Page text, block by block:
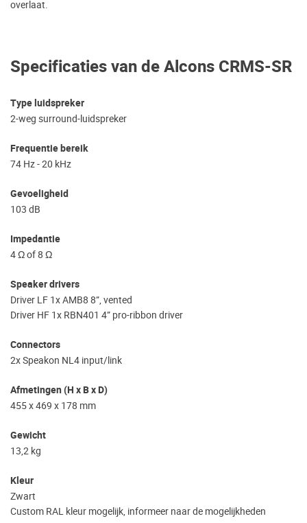
Specificaties van de Alcons CRMS-SR
Type luidspreker
2-weg surround-luidspreker
Frequentie bereik
74 Hz - 20 kHz
Gevoeligheid
103 dB
Impedantie
4 Ω of 8 Ω
Speaker drivers
Driver LF 1x AMB8 8”, vented
Driver HF 1x RBN401 4” pro-ribbon driver
Connectors
2x Speakon NL4 input/link
Afmetingen (H x B x D)
455 x 469 x 178 mm
Gewicht
13,2 kg
Kleur
Zwart
Custom RAL kleur mogelijk, informeer naar de mogelijkheden
overlaat.